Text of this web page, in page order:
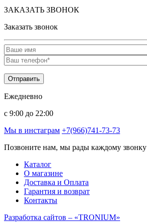
ЗАКАЗАТЬ ЗВОНОК
Заказать звонок
Ежедневно
c 9:00 до 22:00
Мы в инстаграм +7(966)741-73-73
Позвоните нам, мы рады каждому звонку
Каталог
О магазине
Доставка и Оплата
Гарантия и возврат
Контакты
Разработка сайтов – «TRONIUM»